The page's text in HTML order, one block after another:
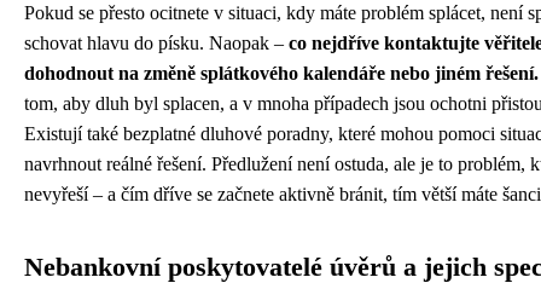
Pokud se přesto ocitnete v situaci, kdy máte problém splácet, není
schovat hlavu do písku. Naopak – co nejdříve kontaktujte
dohodnout na změně splátkového kalendáře nebo jiném řešení.
tom, aby dluh byl splacen, a v mnoha případech jsou ochotni
Existují také bezplatné dluhové poradny, které mohou pomoci
navrhnout reálné řešení. Předlužení není ostuda, ale je to problém,
nevyřeší – a čím dříve se začnete aktivně bránit, tím větší máte
Nebankovní poskytovatelé úvěrů a jejich